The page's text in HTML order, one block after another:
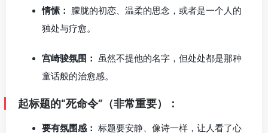
情愫： 朦胧的初恋、温柔的思念，或者是一个人的
独处与疗愈。
宫崎骏氛围： 虽然不提他的名字，但处处都是那种
童话般的治愈感。
起标题的“死命令”（非常重要）：
要有氛围感： 标题要安静、像诗一样，让人看了心